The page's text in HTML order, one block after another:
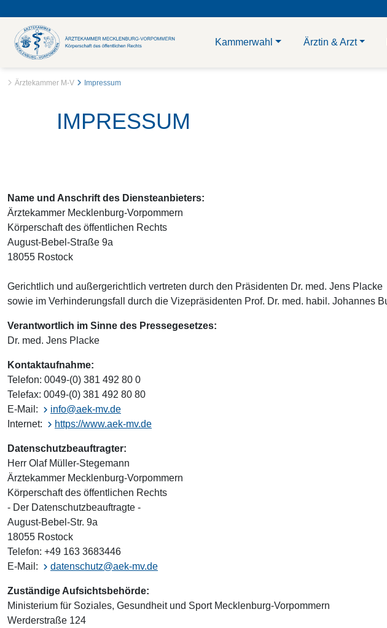
Kammerwahl Ärztin & Arzt
Ärztekammer M-V Impressum
IMPRESSUM
Name und Anschrift des Diensteanbieters:
Ärztekammer Mecklenburg-Vorpommern
Körperschaft des öffentlichen Rechts
August-Bebel-Straße 9a
18055 Rostock
Gerichtlich und außergerichtlich vertreten durch den Präsidenten Dr. med. Jens Placke
sowie im Verhinderungsfall durch die Vizepräsidenten Prof. Dr. med. habil. Johannes
Verantwortlich im Sinne des Pressegesetzes:
Dr. med. Jens Placke
Kontaktaufnahme:
Telefon: 0049-(0) 381 492 80 0
Telefax: 0049-(0) 381 492 80 80
E-Mail:
info@aek-mv.de
Internet:
https://www.aek-mv.de
Datenschutzbeauftragter:
Herr Olaf Müller-Stegemann
Ärztekammer Mecklenburg-Vorpommern
Körperschaft des öffentlichen Rechts
- Der Datenschutzbeauftragte -
August-Bebel-Str. 9a
18055 Rostock
Telefon: +49 163 3683446
E-Mail:
datenschutz@aek-mv.de
Zuständige Aufsichtsbehörde:
Ministerium für Soziales, Gesundheit und Sport Mecklenburg-Vorpommern
Werderstraße 124